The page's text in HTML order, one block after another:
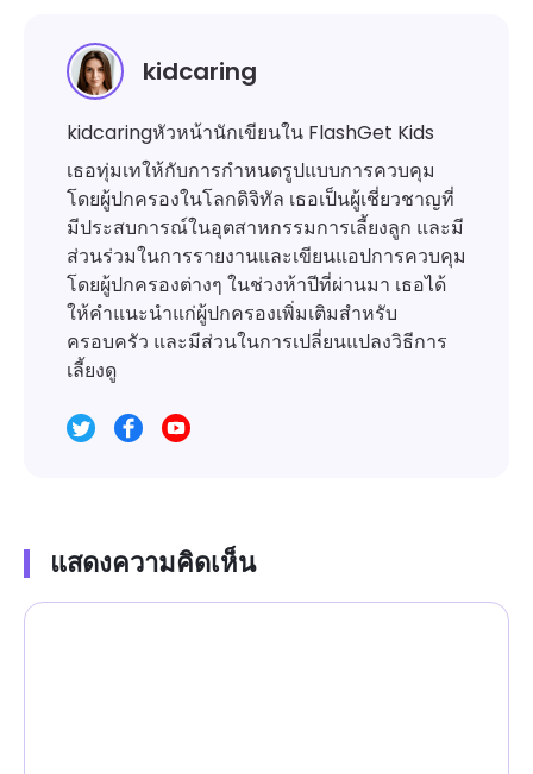
kidcaring
kidcaringหัวหน้านักเขียนใน FlashGet Kids
เธอทุ่มเทให้กับการกำหนดรูปแบบการควบคุม
โดยผู้ปกครองในโลกดิจิทัล เธอเป็นผู้เชี่ยวชาญที่
มีประสบการณ์ในอุตสาหกรรมการเลี้ยงลูก และมี
ส่วนร่วมในการรายงานและเขียนแอปการควบคุม
โดยผู้ปกครองต่างๆ ในช่วงห้าปีที่ผ่านมา เธอได้
ให้คำแนะนำแก่ผู้ปกครองเพิ่มเติมสำหรับ
ครอบครัว และมีส่วนในการเปลี่ยนแปลงวิธีการ
เลี้ยงดู
แสดงความคิดเห็น